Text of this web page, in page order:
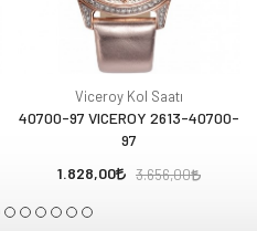
Viceroy Kol Saatı
40700-97 VICEROY 2613-40700-
97
1.828,00
3.656,00